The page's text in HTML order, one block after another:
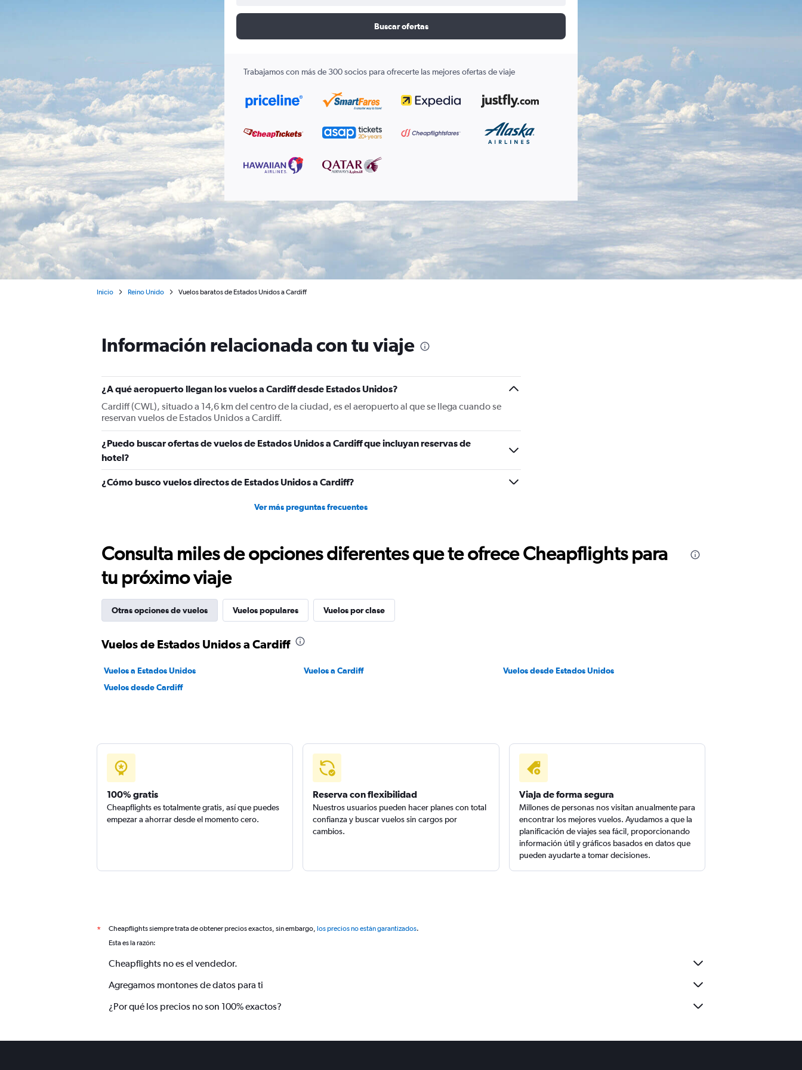
Buscar ofertas
Trabajamos con más de 300 socios para ofrecerte las mejores ofertas de viaje
Inicio Reino Unido Vuelos baratos de Estados Unidos a Cardiff
Información relacionada con tu viaje
¿A qué aeropuerto llegan los vuelos a Cardiff desde Estados Unidos?
Cardiff (CWL), situado a 14,6 km del centro de la ciudad, es el aeropuerto al que se llega cuando se
reservan vuelos de Estados Unidos a Cardiff.
¿Puedo buscar ofertas de vuelos de Estados Unidos a Cardiff que incluyan reservas de
hotel?
¿Cómo busco vuelos directos de Estados Unidos a Cardiff?
Ver más preguntas frecuentes
Consulta miles de opciones diferentes que te ofrece Cheapflights para
tu próximo viaje
Otras opciones de vuelos Vuelos populares Vuelos por clase
Vuelos de Estados Unidos a Cardiff
Vuelos a Estados Unidos Vuelos a Cardiff
Vuelos desde Estados Unidos
Vuelos desde Cardiff
100% gratis
Cheapflights es totalmente gratis, así que puedes
empezar a ahorrar desde el momento cero.
Reserva con flexibilidad
Nuestros usuarios pueden hacer planes con total
confianza y buscar vuelos sin cargos por
cambios.
Viaja de forma segura
Millones de personas nos visitan anualmente para
encontrar los mejores vuelos. Ayudamos a que la
planificación de viajes sea fácil, proporcionando
información útil y gráficos basados en datos que
pueden ayudarte a tomar decisiones.
* Cheapflights siempre trata de obtener precios exactos, sin embargo, los precios no están garantizados.
Esta es la razón:
Cheapflights no es el vendedor.
Agregamos montones de datos para ti
¿Por qué los precios no son 100% exactos?